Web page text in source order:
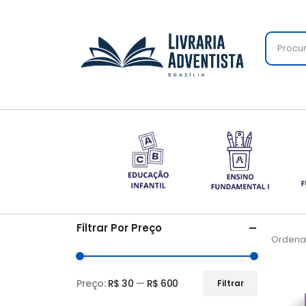
Filtrar Por Preço
Preço
Preço
Filtrar
Preço: R$ 30 — R$ 600